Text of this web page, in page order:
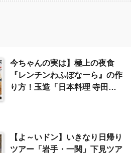
今ちゃんの実は】極上の夜食
『レンチンわふぼなーら』の作
り方！玉造「日本料理 寺田」
【よ～いドン】いきなり日帰り
ツアー「岩手・一関」下見ツア